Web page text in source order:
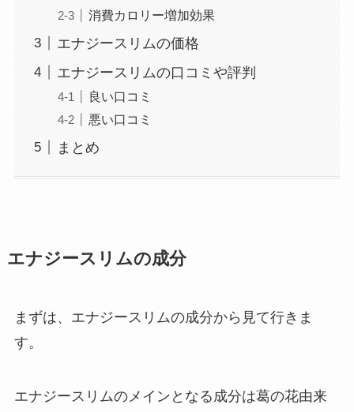
消費カロリー増加効果
エナジースリムの価格
エナジースリムの口コミや評判
良い口コミ
悪い口コミ
まとめ
エナジースリムの成分
まずは、エナジースリムの成分から見て行きま
す。
エナジースリムのメインとなる成分は葛の花由来